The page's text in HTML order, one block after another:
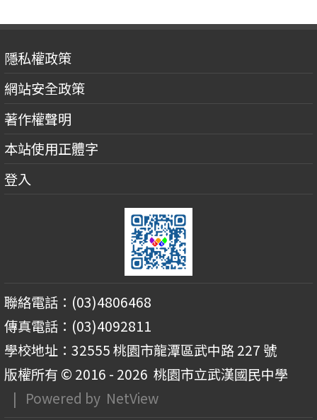
隱私權政策
網站安全政策
著作權聲明
本站使用正體字
登入
聯絡電話：(03)4806468
傳真電話：(03)4092811
學校地址：32555 桃園市龍潭區武中路 227 號
版權所有 © 2016 - 2026 桃園市立武漢國民中學
| Powered by NetView